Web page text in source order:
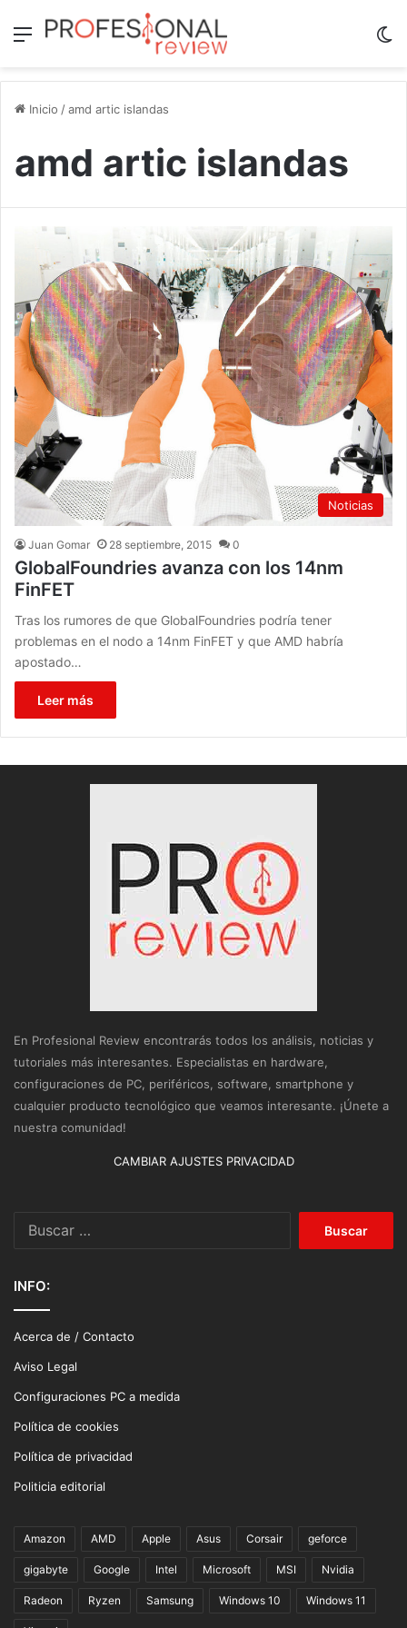
Menú
Inicio /amd artic islandas
amd artic islandas
Noticias
Juan Gomar 28 septiembre, 2015 0
GlobalFoundries avanza con los 14nm
FinFET
Tras los rumores de que GlobalFoundries podría tener
problemas en el nodo a 14nm FinFET y que AMD habría
apostado…
Leer más
En Profesional Review encontrarás todos los análisis, noticias y
tutoriales más interesantes. Especialistas en hardware,
configuraciones de PC, periféricos, software, smartphone y
cualquier producto tecnológico que veamos interesante. ¡Únete a
nuestra comunidad!
CAMBIAR AJUSTES PRIVACIDAD
INFO:
Acerca de / Contacto
Aviso Legal
Configuraciones PC a medida
Política de cookies
Política de privacidad
Politicia editorial
Amazon AMD Apple Asus Corsair geforce
gigabyte Google Intel Microsoft MSI Nvidia
Radeon Ryzen Samsung Windows 10 Windows 11